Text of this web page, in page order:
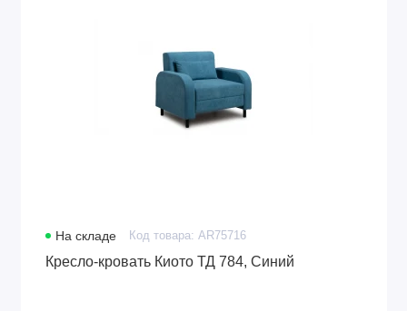
На складе Код товара: AR75716
Кресло-кровать Киото ТД 784, Синий